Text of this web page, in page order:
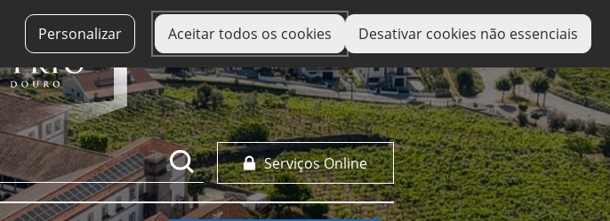
Personalizar Aceitar todos os cookies Desativar cookies não essenciais
Serviços Online